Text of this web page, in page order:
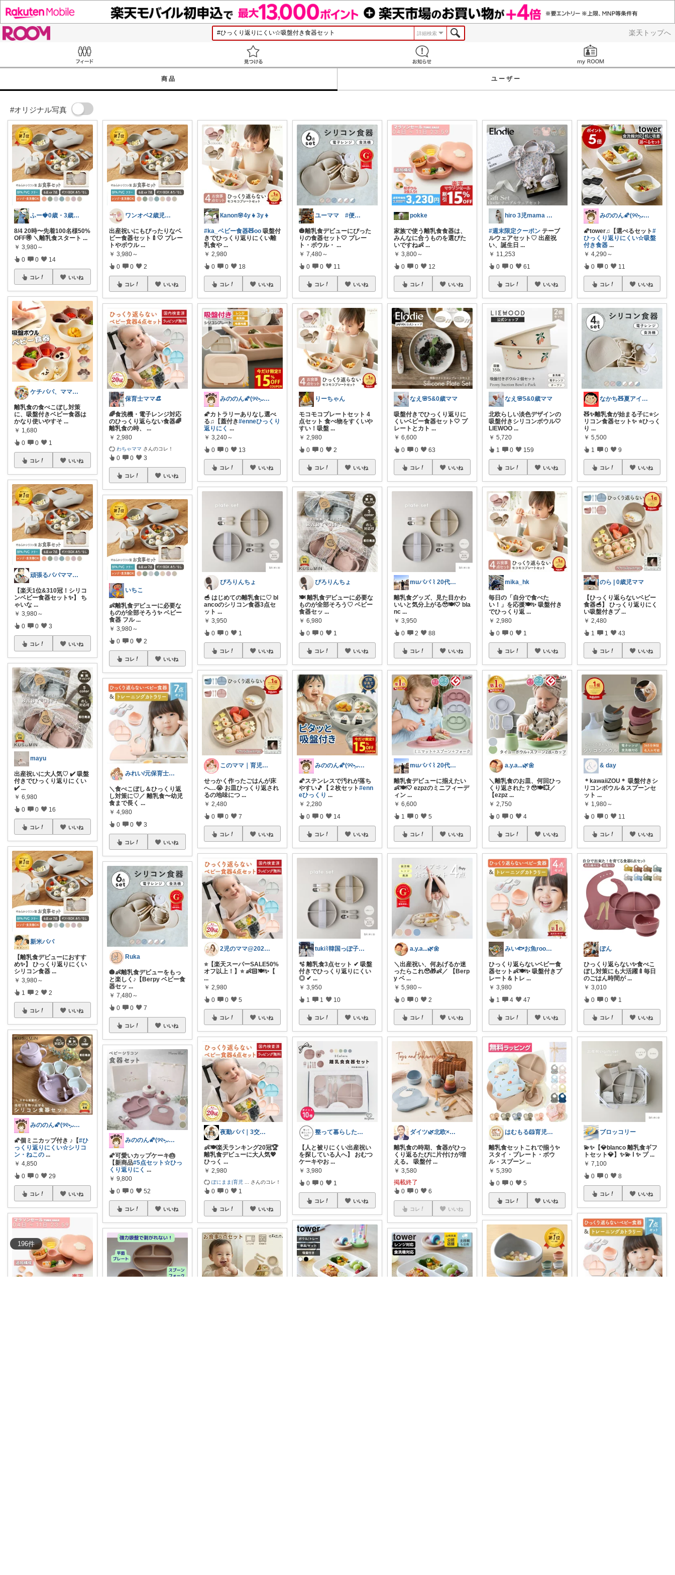
楽天トップへ
詳細検索
商品 ユーザー
#オリジナル写真
196件
ふー🍓0歳・3歳のワンオペママ
8/4 20時〜先着100名様50%
OFF🉐 ＼離乳食スタート ...
￥ 3,980～
0 0 14
コレ いいね
ケチパパ、ママ🍼5歳🚹2歳🚺
離乳食の食べこぼし対策
に、吸盤付きベビー食器は
かなり使いやすそ ...
￥ 1,680
0 0 1
コレ いいね
頑張るパパママ応援隊@育児・子供用品紹介
【楽天1位&310冠！シリコ
ンベビー食器セット✨】 ち
ゃいな ...
￥ 3,980～
0 0 3
コレ いいね
mayu
出産祝いに大人気♡ ✔️ 吸盤
付きでひっくり返りにくい
✔️ ...
￥ 6,980
0 0 16
コレ いいね
新米パパ
【離乳食デビューにおすす
め✨】 ひっくり返りにくい
シリコン食器 ...
￥ 3,980～
1 2 2
コレ いいね
みののん🌠(୨୧•͈ᴗ•͈)感謝♡
🌠個ミニカップ付き ♪【#ひ
っくり返りにくい☆シリコ
ン・ねこの ...
￥ 4,850
0 0 29
コレ いいね
ワンオペ2歳児ママ宅建士
出産祝いにもぴったりなベ
ビー食器セット🍼🤍 プレー
トやボウル ...
￥ 3,980～
0 0 2
コレ いいね
保育士ママ👒
🌈食洗機・電子レンジ対応
のひっくり返らない食器🌈
離乳食の時、
...
￥ 2,980
わちゃママ さんのコレ！
0 0 3
コレ いいね
いちこ
👶離乳食デビューに必要な
ものが全部そろう✨ ベビー
食器 フル ...
￥ 3,980～
0 0 2
コレ いいね
みれい/元保育士ママ👶神育児アイテム
＼食べこぼし＆ひっくり返
し対策に♡／ 離乳食〜幼児
食まで長く ...
￥ 4,980
0 0 3
コレ いいね
Ruka
🎃👶離乳食デビューをもっ
と楽しく♪【Berpy ベビー食
器セッ ...
￥ 7,480～
0 0 7
コレ いいね
みののん🌠(୨୧•͈ᴗ•͈)感謝♡
🌠可愛いカップケーキ🎂
【新商品#5点セット☆ひっ
くり返りにく ...
￥ 9,800
0 0 52
コレ いいね
Кanon🌸4y👧3y👦
#ka_ベビー食器🧸oo 吸盤付
きでひっくり返りにくい離
乳食や ...
￥ 2,980
0 0 18
コレ いいね
みののん🌠(୨୧•͈ᴗ•͈)感謝♡
🌠カトラリーありなし選べ
る♫【蓋付き#enneひっくり
返りにく ...
￥ 3,240～
0 0 13
コレ いいね
ぴろりんちょ
🥣 はじめての離乳食に♡ bl
ancoのシリコン食器3点セ
ット ...
￥ 3,950
0 0 1
コレ いいね
このママ｜育児お助けグッズ紹介
せっかく作ったごはんが床
へ…😭 お皿ひっくり返され
るの地味につ ...
￥ 2,480
0 0 7
コレ いいね
2児のママ@2026年最新版便利グッズ
⭐️【楽天スーパーSALE50%
オフ以上！】⭐️ 👶🏻🍽✨【
...
￥ 2,980
0 0 5
コレ いいね
夜勤パパ｜3交替勤務×子育て
👶🍽️楽天ランキング20冠🏆
離乳食デビューに大人気💖
ひっく ...
￥ 2,980
ぽにまま|育児 さんのコレ！
0 0 1
コレ いいね
ユーママ #便利グッズ #子供服
🎃離乳食デビューにぴった
りの食器セット🤍 プレー
ト・ボウル・ ...
￥ 7,480～
0 0 11
コレ いいね
りーちゃん
モコモコプレートセット 4
点セット 食べ物をすくいや
すい！吸盤 ...
￥ 2,980
0 0 2
コレ いいね
ぴろりんちょ
🍽️ 離乳食デビューに必要な
ものが全部そろう♡ ベビー
食器セッ ...
￥ 6,980
0 0 1
コレ いいね
みののん🌠(୨୧•͈ᴗ•͈)感謝♡
🌠ステンレスで汚れが落ち
やすい🎵【２枚セット#enn
eひっくり ...
￥ 2,280
0 0 14
コレ いいね
tuki⌇韓国っぽ子どもitem&雑貨
🫧 離乳食3点セット ✔ 吸盤
付きでひっくり返りにくい
◎ ✔...
￥ 3,950
1 1 10
コレ いいね
整って暮らしたい30代
【人と被りにくい出産祝い
を探している人へ】 おむつ
ケーキやお ...
￥ 3,980
0 0 1
コレ いいね
pokke
家族で使う離乳食食器は、
みんなに合うものを選びた
いですね👶...
￥ 3,800～
0 0 12
コレ いいね
なえ🌸5&0歳ママ
吸盤付きでひっくり返りに
くいベビー食器セット🤍 プ
レートとカト ...
￥ 6,600
0 0 63
コレ いいね
muパパ ⌇ 20代パパの子育て
離乳食グッズ、見た目かわ
いいと気分上がる🥹🍽️🤍 bla
nc ...
￥ 3,950
0 2 88
コレ いいね
muパパ ⌇ 20代パパの子育て
離乳食デビューに揃えたい
👶🍽️🤍 ezpzのミニフィーデ
ィン ...
￥ 6,600
1 0 5
コレ いいね
a.y.a...🌿🌼
＼出産祝い、何あげるか迷
ったらこれ🥹🎁👶／ 【Berp
y ベ ...
￥ 5,980～
0 0 2
コレ いいね
ダイツ🌿北欧×日本｜無理のない道具選び
離乳食の時期、食器がひっ
くり返るたびに片付けが増
える。 吸盤付 ...
￥ 3,580
掲載終了
0 0 6
コレ いいね
hiro 3児mama 𓅸 𓂃♡
#週末限定クーポン テーブ
ルウェアセット♡ 出産祝
い、誕生日 ...
￥ 11,253
0 0 61
コレ いいね
なえ🌸5&0歳ママ
北欧らしい淡色デザインの
吸盤付きシリコンボウル🤍
LIEWOO ...
￥ 5,720
1 0 159
コレ いいね
mika_hk
毎日の「自分で食べた
い！」を応援🍽️✨ 吸盤付き
でひっくり返 ...
￥ 2,980
0 0 1
コレ いいね
a.y.a...🌿🌼
＼離乳食のお皿、何回ひっ
くり返された？🥹🍽️💥／
【ezpz ...
￥ 2,750
0 0 4
コレ いいね
みい🐟お魚room🐟
ひっくり返らないベビー食
器セット👶🍽✨ 吸盤付きプ
レート＆トレ ...
￥ 3,980
1 4 47
コレ いいね
はむもる‪🐹育児中主婦向け便利グッズ
離乳食セットこれで揃う✨
スタイ・プレート・ボウ
ル・スプーン ...
￥ 5,390
0 0 5
コレ いいね
みののん🌠(୨୧•͈ᴗ•͈)感謝♡
🌠tower♫【選べるセット#
ひっくり返りにくい☆吸盤
付き食器 ...
￥ 4,290～
0 0 11
コレ いいね
なかち🧸夏アイテム＆便利グッズ✨
🧸✨離乳食が始まる子に⭐️シ
リコン食器セット✨ ⭐️ひっく
り ...
￥ 5,500
1 0 9
コレ いいね
のら | 0歳児ママ
【ひっくり返らないベビー
食器🥣】 ひっくり返りにく
い吸盤付きプ ...
￥ 2,480
1 1 43
コレ いいね
& day
＊kawaiiZOU＊ 吸盤付きシ
リコンボウル＆スプーンセ
ット ...
￥ 1,980～
0 0 11
コレ いいね
ぽん
ひっくり返らない✨食べこ
ぼし対策にも大活躍🍼毎日
のごはん時間が ...
￥ 3,010
0 0 1
コレ いいね
ブロッコリー
💫✨【💎blanco 離乳食ギフ
トセット💎】✨💫 Ⅰ ✨ プ ...
￥ 7,100
0 0 8
コレ いいね